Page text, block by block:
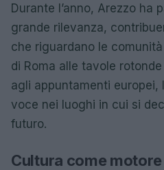
Durante l’anno, Arezzo ha
grande rilevanza,
che riguardano le
di Roma alle tavole
agli appuntamenti
voce nei luoghi in cui si
futuro.
Cultura come